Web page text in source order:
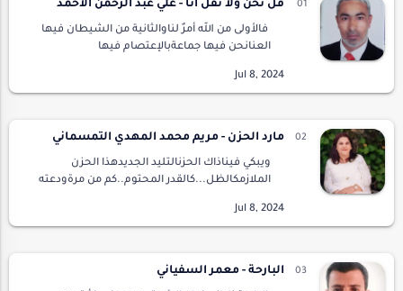
قل نحن ولا تقل أنا - علي عبد الرحمن الأحمد
فالأولى من الله أمرٌ لناوالثانية من الشيطان فيها
العنانحن فيها جماعةبالإعتصام فيها
إبليس يوماًخيرٌ منه أنافطرده الله من رحمتهومنع …
مارد الحزن - مريم محمد المهدي التمسماني
ويبكي فيناذاك الحزنالتليد الجديدهذا الحزن
الملازمكالظل...كالقدر المحتوم..كم من مرةودعته
..وداعا ..وداعالا يلزمنا وجودكوداعا فانتغير مرحب
البارحة - معمر السفياني